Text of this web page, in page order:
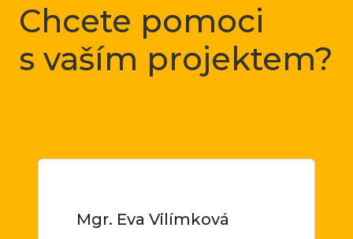
Chcete pomoci
s vaším projektem?
Mgr. Eva Vilímková